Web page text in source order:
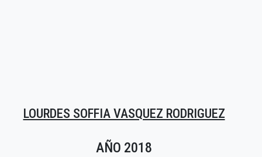
LOURDES SOFFIA VASQUEZ RODRIGUEZ
AÑO 2018